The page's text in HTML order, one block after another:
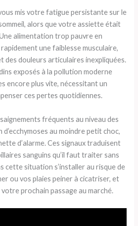
mis votre fatigue persistante sur le
alors que votre assiette était
alimentation trop pauvre en
une faiblesse musculaire,
des douleurs articulaires inexpliquées.
exposés à la pollution moderne
encore plus vite, nécessitant un
ces pertes quotidiennes.
fréquents au niveau des
d’ecchymoses au moindre petit choc,
d’alarme. Ces signaux traduisent
sanguins qu’il faut traiter sans
cette situation s’installer au risque de
ou vos plaies peiner à cicatriser, et
prochain passage au marché.